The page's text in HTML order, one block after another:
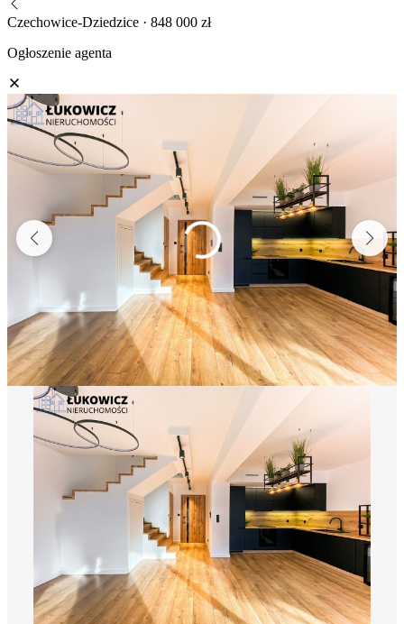
Czechowice-Dziedzice · 848 000 zł
Ogłoszenie agenta